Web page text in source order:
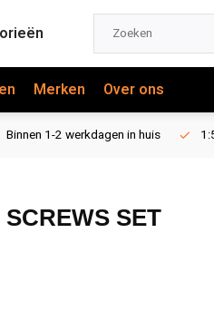
Merken Over ons
Binnen 1-2 werkdagen in huis
SET